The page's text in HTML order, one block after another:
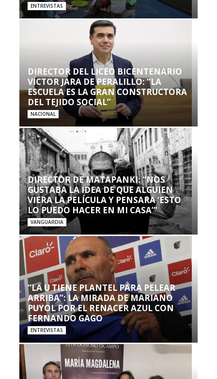
ENTREVISTAS
DIRECTOR DEL LICEO BICENTENARIO
VÍCTOR JARA DE PERALILLO: “LA
ESCUELA ES LA GRAN CONSTRUCTORA
DEL TEJIDO SOCIAL”
NACIONAL
DIRECTOR DE MATAPANKI: “NOS
GUSTABA LA IDEA DE QUE ALGUIEN
VIERA LA PELÍCULA Y PENSARA ‘ESTO
LO PUEDO HACER EN MI CASA’”
VANGUARDIA
“LA U TIENE PLANTEL PARA PELEAR
ARRIBA”: LA MIRADA DE MARIANO
PUYOL POR EL RENACER AZUL CON
FERNANDO GAGO
ENTREVISTAS